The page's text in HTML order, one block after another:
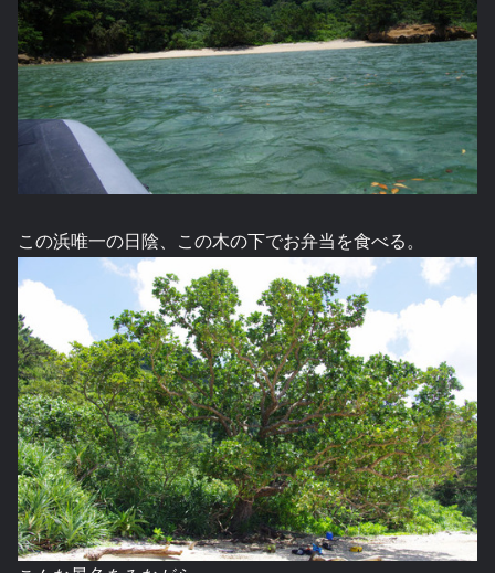
この浜唯一の日陰、この木の下でお弁当を食べる。